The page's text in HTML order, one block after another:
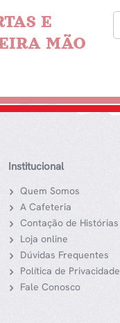
E
MÃO
Institucional
Quem Somos
A Cafeteria
Contação de Histórias
Loja online
Dúvidas Frequentes
Política de Privacidade
Fale Conosco